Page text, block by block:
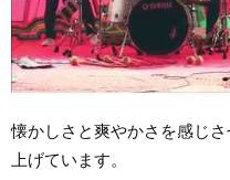
懐かしさと爽やかさを感じ
上げています。